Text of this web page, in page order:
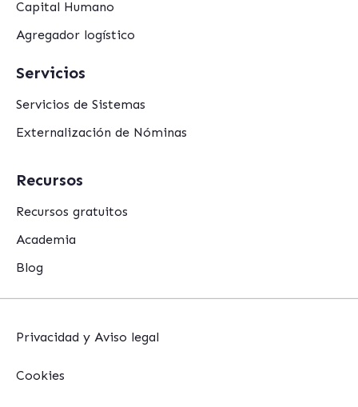
Capital Humano
Agregador logístico
Servicios
Servicios de Sistemas
Externalización de Nóminas
Recursos
Recursos gratuitos
Academia
Blog
Privacidad y Aviso legal
Cookies